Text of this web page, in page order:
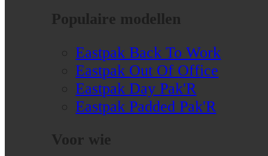
Populaire modellen
Eastpak Back To Work
Eastpak Out Of Office
Eastpak Day Pak'R
Eastpak Padded Pak'R
Voor wie